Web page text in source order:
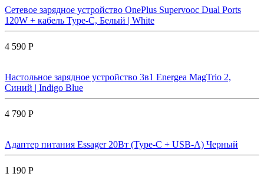
Сетевое зарядное устройство OnePlus Supervooc Dual Ports
120W + кабель Type-C, Белый | White
4 590 Р
Настольное зарядное устройство 3в1 Energea MagTrio 2,
Синий | Indigo Blue
4 790 Р
Адаптер питания Essager 20Вт (Type-C + USB-A) Черный
1 190 Р